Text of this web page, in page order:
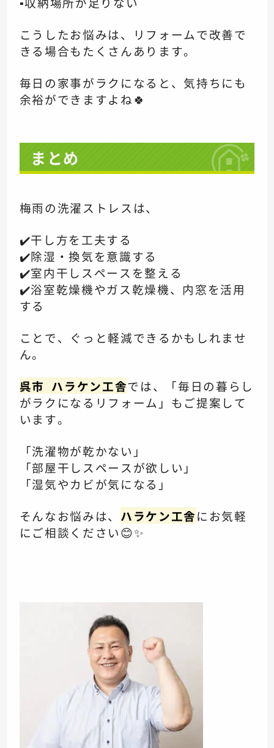
こうしたお悩みは、リフォームで改善で
きる場合もたくさんあります。
毎日の家事がラクになると、気持ちにも
余裕ができますよね🍀
まとめ
梅雨の洗濯ストレスは、
✔️干し方を工夫する
✔️除湿・換気を意識する
✔️室内干しスペースを整える
✔️浴室乾燥機やガス乾燥機、内窓を活用
する
ことで、ぐっと軽減できるかもしれませ
ん。
呉市 ハラケン工舎では、「毎日の暮らし
がラクになるリフォーム」もご提案して
います。
「洗濯物が乾かない」
「部屋干しスペースが欲しい」
「湿気やカビが気になる」
そんなお悩みは、 ハラケン工舎にお気軽
にご相談ください😊✨